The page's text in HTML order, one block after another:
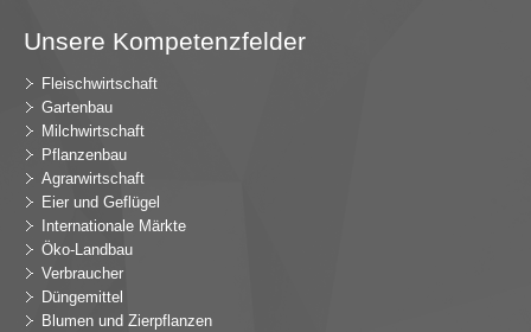
Unsere Kompetenzfelder
Fleischwirtschaft
Gartenbau
Milchwirtschaft
Pflanzenbau
Agrarwirtschaft
Eier und Geflügel
Internationale Märkte
Öko-Landbau
Verbraucher
Düngemittel
Blumen und Zierpflanzen